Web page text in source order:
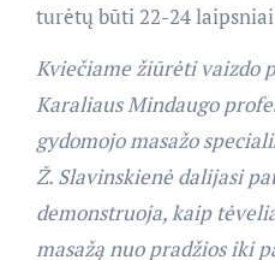
turėtų būti 22-24
Kviečiame žiūrėti vaizdo
Karaliaus Mindaugo
gydomojo masažo
Ž. Slavinskienė dalijasi
demonstruoja, kaip
masažą nuo pradžios iki